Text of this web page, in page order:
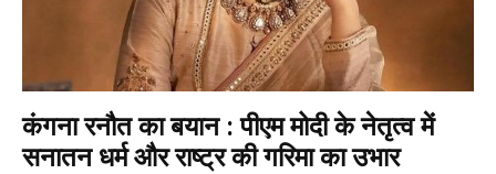
कंगना रनौत का बयान : पीएम मोदी के नेतृत्व में
सनातन धर्म और राष्ट्र की गरिमा का उभार